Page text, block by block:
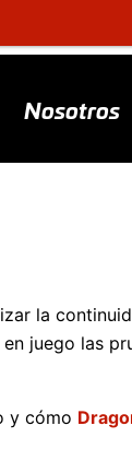
Nosotros
la
juego las
y cómo